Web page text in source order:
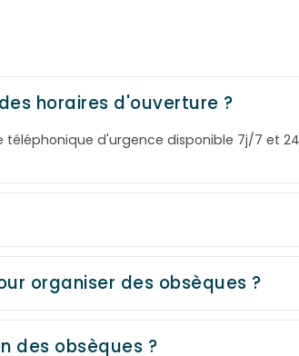
horaires d'ouverture ?
d'urgence disponible 7j/7 et
organiser des obsèques ?
des obsèques ?